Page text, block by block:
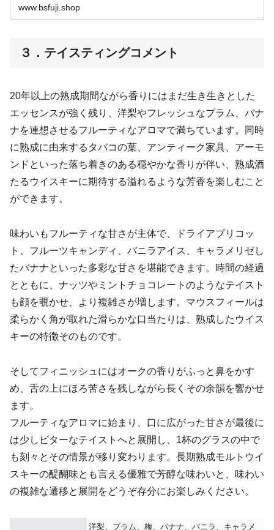
www.bsfuji.shop
３．テイスティングコメント
20年以上の熟成期間ながら香りにはまだ生き生きとした
エッセンスが強く残り、洋梨やフレッシュなプラム、バナ
ナを連想させるフルーティなアロマで満ちています。同時
に熟成に由来するタバコの葉、アンティーク家具、アーモ
ンドといった落ち着きのある穏やかな香りが伴い、熟成酒
たるウイスキーに期待する溢れるような芳香を楽しむこと
ができます。
味わいもフルーティな甘さが主体で、ドライアプリコッ
ト、フルーツキャンディ、バニラアイス、キャラメリゼし
たバナナといった多彩な甘さを堪能できます。時間の経過
とともに、ナッツやミントチョコレートのようなテイスト
も顔を覗かせ、より複雑さが増します。マウスフィールは
柔らかく角が取れた滑らかな口当たりは、熟成したウイス
キーの特徴そのものです。
そしてフィニッシュにはオークの香りがふっと鼻をかす
め、舌の上にほろ苦さを残しながら長くその余韻を響かせ
ます。
フルーティなアロマに始まり、口に広がった甘さが最後に
は少しビターなテイストへと展開し、1杯のグラスの中で
も刻々とその情景が移り変わります。長期熟成モルトウイ
スキーの醍醐味とも言える優雅で芳醇な味わいと、味わい
の複雑な遷移と展開をどうぞ存分にお楽しみください。
洋梨、プラム、梅、バナナ、バニラ、キャラメ